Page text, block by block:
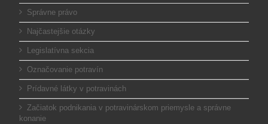
Správne právo
Najčastejšie otázky
Legislatívna sekcia
Označovanie potravín
Prídavné látky v potravinách
Začiatok podnikania v potravinárskom priemysle a správne
konanie